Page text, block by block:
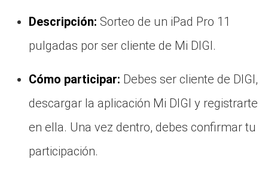
Descripción: Sorteo de un iPad Pro 11
pulgadas por ser cliente de Mi DIGI.
Cómo participar: Debes ser cliente de DIGI,
descargar la aplicación Mi DIGI y registrarte
en ella. Una vez dentro, debes confirmar tu
participación.